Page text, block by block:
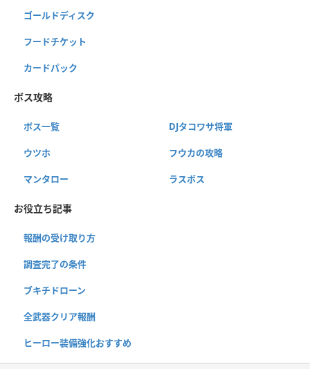
ゴールドディスク
フードチケット
カードパック
ボス攻略
ボス一覧 DJタコワサ将軍
ウツホ フウカの攻略
マンタロー ラスボス
お役立ち記事
報酬の受け取り方
調査完了の条件
ブキチドローン
全武器クリア報酬
ヒーロー装備強化おすすめ